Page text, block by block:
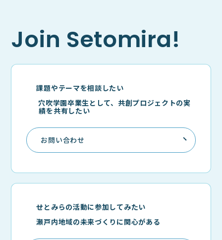
Join Setomira!
課題やテーマを相談したい
穴吹学園卒業生として、共創プロジェクトの実
績を共有したい
お問い合わせ
せとみらの活動に参加してみたい
瀬戸内地域の未来づくりに関心がある